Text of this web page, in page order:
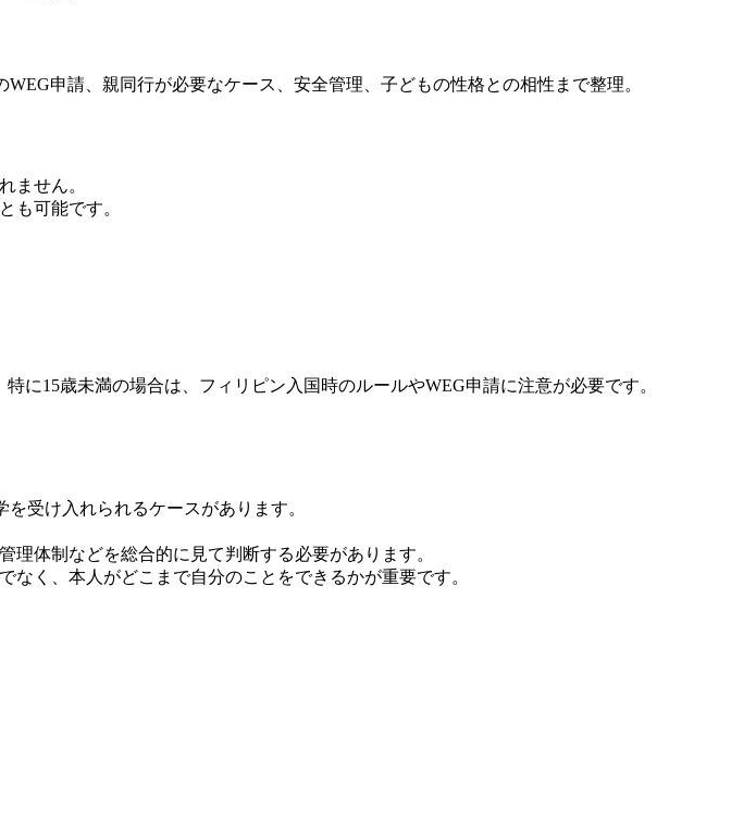
申請、親同行が必要なケース、安全管理、子どもの性格との相性まで整理。
ません。
も可能です。
に15歳未満の場合は、フィリピン入国時のルールやWEG申請に注意が必要です。
受け入れられるケースがあります。
体制などを総合的に見て判断する必要があります。
く、本人がどこまで自分のことをできるかが重要です。